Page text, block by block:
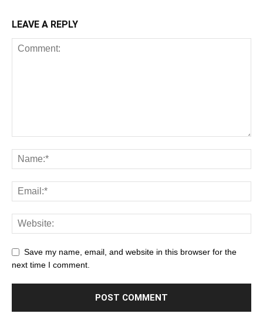
LEAVE A REPLY
Save my name, email, and website in this browser for the
next time I comment.